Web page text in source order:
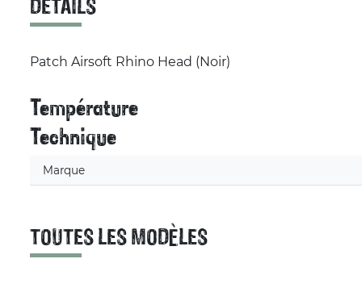
DÉTAILS
Patch Airsoft Rhino Head (Noir)
Température
Technique
Marque
TOUTES LES MODÈLES